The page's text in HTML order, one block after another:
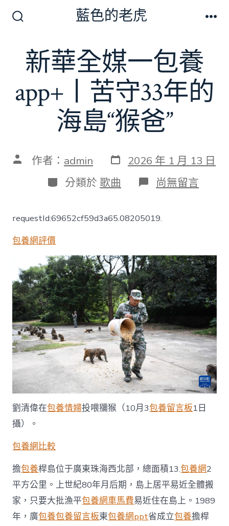
切
換
開
藍色的老虎
新華全媒一包養
app+丨苦守33年的
海島“猴爸”
文 作者： admin 發
表
日
期
2026 年 1 月 13 日
分
類
分類於 歌曲 在
〈新
全
媒
養
app+丨
苦
守
33
年
海
島
“猴
爸”〉
中
尚無留言
requestId:69652cf59d3a65.08205019.
包養網評價
劉清偉在包養情婦投喂獼猴（10月3包養留言板1日
攝）。
包養網比較
擔包養桿島位于廣東珠海西北部，總面積13.包養網2
平方公里。上世紀80年月后期，島上居平易近全體搬
家，只要大批漁平包養網車馬費易近住在島上。1989
年，廣包養包養留言板東包養網ppt省成立包養擔桿